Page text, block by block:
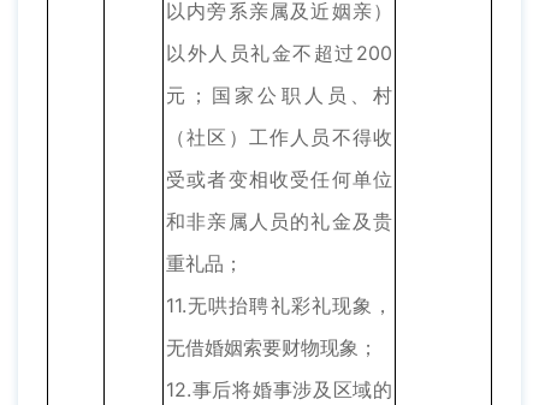
以内旁系亲属及近姻亲）
以外人员礼金不超过200
元；国家公职人员、村
（社区）工作人员不得收
受或者变相收受任何单位
和非亲属人员的礼金及贵
重礼品；
11.无哄抬聘礼彩礼现象，
无借婚姻索要财物现象；
12.事后将婚事涉及区域的